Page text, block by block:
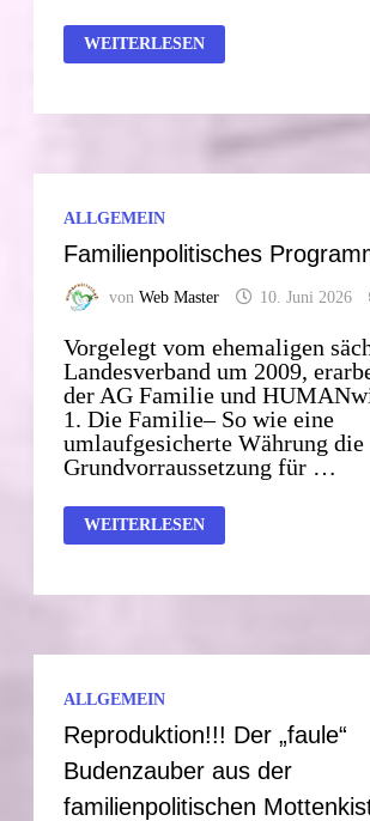
LESERBRIEF
WEITERLESEN
ALLGEMEIN
Familienpolitisches
vonWeb Master 10. Juni 2026
Vorgelegt vom ehemaligen
Landesverband um 2009,
der AG Familie und
1. Die Familie– So wie eine
umlaufgesicherte Währung die
Grundvorraussetzung für …
FAMILIENPOLITISCHES
PROGRAMM
WEITERLESEN
ALLGEMEIN
Reproduktion!!! Der „faule“
Budenzauber aus der
familienpolitischen